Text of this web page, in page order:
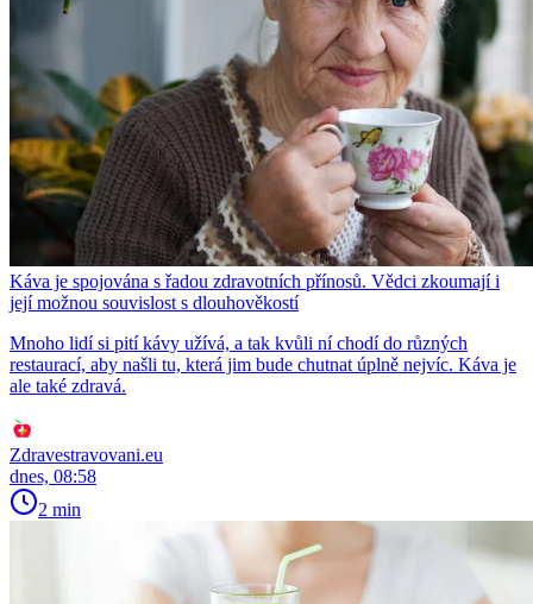
Káva je spojována s řadou zdravotních přínosů. Vědci zkoumají i
její možnou souvislost s dlouhověkostí
Mnoho lidí si pití kávy užívá, a tak kvůli ní chodí do různých
restaurací, aby našli tu, která jim bude chutnat úplně nejvíc. Káva je
ale také zdravá.
Zdravestravovani.eu
dnes, 08:58
2 min